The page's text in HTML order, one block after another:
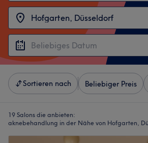
Sortieren nach Beliebiger Preis
19 Salons die anbieten:
aknebehandlung in der Nähe von Hofgarten,